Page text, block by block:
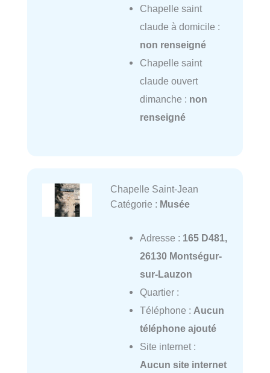
Chapelle saint
claude à domicile :
non renseigné
Chapelle saint
claude ouvert
dimanche : non
renseigné
Chapelle Saint-Jean
Catégorie : Musée
Adresse : 165 D481,
26130 Montségur-
sur-Lauzon
Quartier :
Téléphone : Aucun
téléphone ajouté
Site internet :
Aucun site internet